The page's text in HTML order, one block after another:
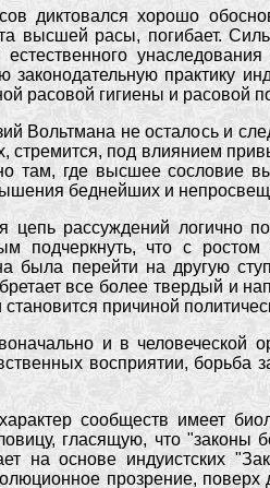
диктовался хорошо
высшей расы, погибает.
естественного
практику
расовой гигиены и расовой
Вольтмана не осталось и
стремится, под влиянием
там, где высшее сословие
беднейших и
цепь рассуждений логично
подчеркнуть, что с
была перейти на другую
все более твердый и
причиной
и в человеческой
восприятии, борьба
сообществ имеет
гласящую, что "законы
на основе индуистских
прозрение, поверх